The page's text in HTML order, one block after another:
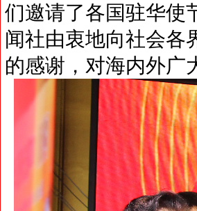
们邀请了各国驻华使
闻社由衷地向社会各
的感谢，对海内外广